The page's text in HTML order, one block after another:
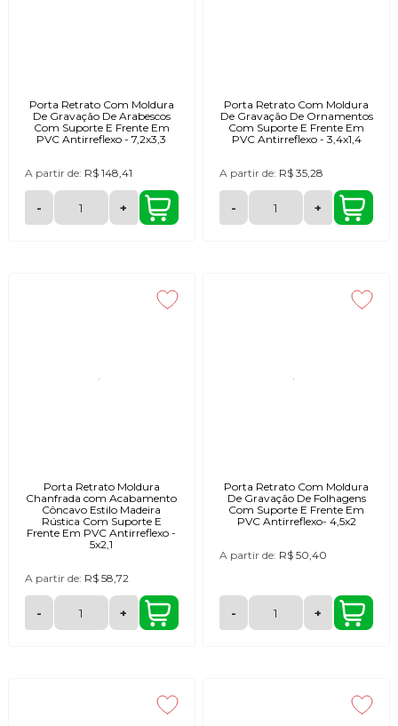
Porta Retrato Com Moldura
De Gravação De Arabescos
Com Suporte E Frente Em
PVC Antirreflexo - 7,2x3,3
A partir de: R$ 148,41
- +
Porta Retrato Com Moldura
De Gravação De Ornamentos
Com Suporte E Frente Em
PVC Antirreflexo - 3,4x1,4
A partir de: R$ 35,28
- +
Porta Retrato Moldura
Chanfrada com Acabamento
Côncavo Estilo Madeira
Rústica Com Suporte E
Frente Em PVC Antirreflexo -
5x2,1
A partir de: R$ 58,72
- +
Porta Retrato Com Moldura
De Gravação De Folhagens
Com Suporte E Frente Em
PVC Antirreflexo- 4,5x2
A partir de: R$ 50,40
- +